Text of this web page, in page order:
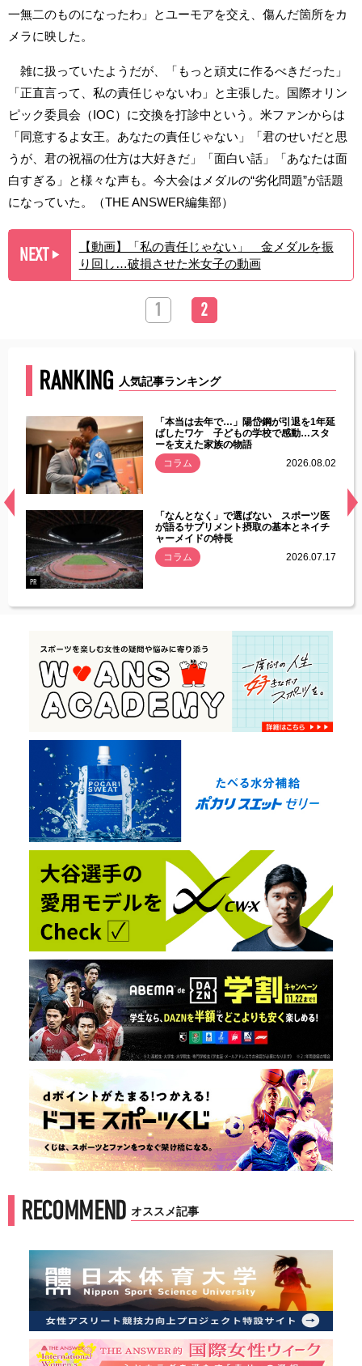
一無二のものになったわ」とユーモアを交え、傷んだ箇所をカ
メラに映した。
雑に扱っていたようだが、「もっと頑丈に作るべきだった」
「正直言って、私の責任じゃないわ」と主張した。国際オリン
ピック委員会（IOC）に交換を打診中という。米ファンからは
「同意するよ女王。あなたの責任じゃない」「君のせいだと思
うが、君の祝福の仕方は大好きだ」「面白い話」「あなたは面
白すぎる」と様々な声も。今大会はメダルの“劣化問題”が話題
になっていた。（THE ANSWER編集部）
NEXT ▶︎
【動画】「私の責任じゃない」 金メダルを振
り回し…破損させた米女子の動画
1 2
RANKING 人気記事ランキング
常
「本当は去年で…」陽岱鋼が引退を1年延
ばしたワケ 子どもの学校で感動…スタ
ーを支えた家族の物語
コラム
2026.08.02
PR
「なんとなく」で選ばない スポーツ医
が語るサプリメント摂取の基本とネイチ
ャーメイドの特長
コラム
2026.07.17
RECOMMEND オススメ記事